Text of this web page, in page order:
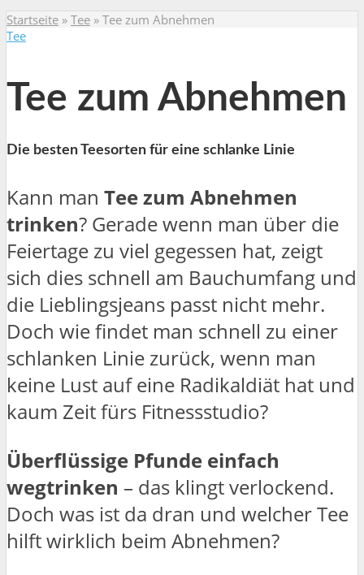
Startseite » Tee » Tee zum Abnehmen
Tee
Tee zum Abnehmen
Die besten Teesorten für eine schlanke Linie
Kann man Tee zum Abnehmen
trinken? Gerade wenn man über die
Feiertage zu viel gegessen hat, zeigt
sich dies schnell am Bauchumfang und
die Lieblingsjeans passt nicht mehr.
Doch wie findet man schnell zu einer
schlanken Linie zurück, wenn man
keine Lust auf eine Radikaldiät hat und
kaum Zeit fürs Fitnessstudio?
Überflüssige Pfunde einfach
wegtrinken – das klingt verlockend.
Doch was ist da dran und welcher Tee
hilft wirklich beim Abnehmen?